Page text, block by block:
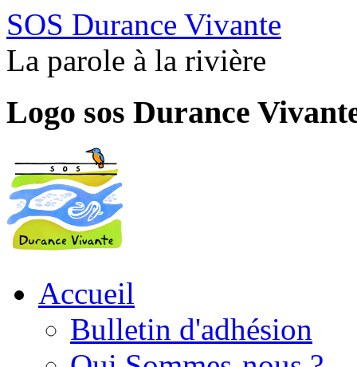
SOS Durance Vivante
La parole à la rivière
Logo sos Durance
Accueil
Bulletin d'adhésion